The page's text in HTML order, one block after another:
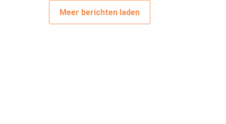
Meer berichten laden